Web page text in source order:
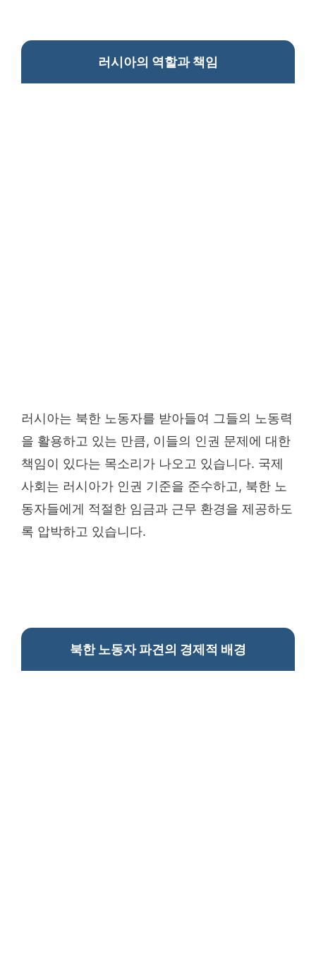
러시아의 역할과 책임
러시아는 북한 노동자를 받아들여 그들의 노동력
을 활용하고 있는 만큼, 이들의 인권 문제에 대한
책임이 있다는 목소리가 나오고 있습니다. 국제
사회는 러시아가 인권 기준을 준수하고, 북한 노
동자들에게 적절한 임금과 근무 환경을 제공하도
록 압박하고 있습니다.
북한 노동자 파견의 경제적 배경